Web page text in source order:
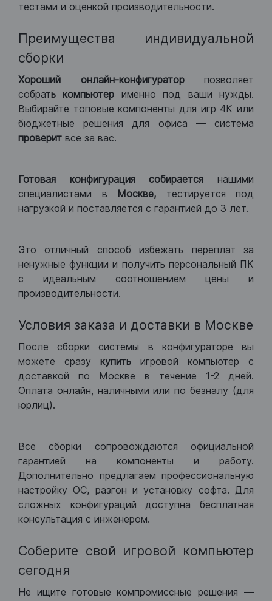
тестами и оценкой производительности.
Преимущества индивидуальной
сборки
Хороший онлайн-конфигураторпозволяет
собрать компьютер именно под ваши нужды.
Выбирайте топовые компоненты для игр 4К или
бюджетные решения для офиса — система
проверит все за вас.
Готовая конфигурация собираетсянашими
специалистами в Москве, тестируется под
нагрузкой и поставляется с гарантией до 3 лет.
Это отличный способ избежать переплат за
ненужные функции и получить персональный ПК
с идеальным соотношением цены и
производительности.
Условия заказа и доставки в Москве
После сборки системы в конфигураторе вы
можете сразу купить игровой компьютер с
доставкой по Москве в течение 1-2 дней.
Оплата онлайн, наличными или по безналу (для
юрлиц).
Все сборки сопровождаются официальной
гарантией на компоненты и работу.
Дополнительно предлагаем профессиональную
настройку ОС, разгон и установку софта. Для
сложных конфигураций доступна бесплатная
консультация с инженером.
Соберите свой игровой компьютер
сегодня
Не ищите готовые компромиссные решения —